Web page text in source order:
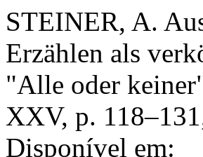
STEINER, A.
Erzählen als
"Alle oder
XXV, p.
Disponível em: